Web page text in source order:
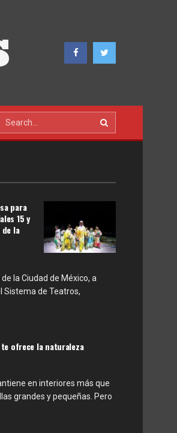
para
15 y
la
la Ciudad de México, a
Sistema de Teatros,
ofrece la naturaleza
en interiores más que
grandes y pequeñas. Pero